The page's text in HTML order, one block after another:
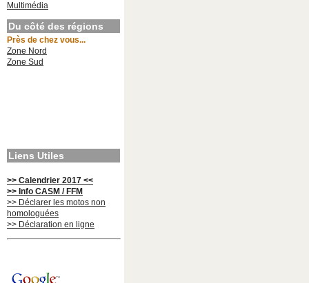
Multimédia
Du côté des régions
Près de chez vous...
Zone Nord
Zone Sud
Liens Utiles
>> Calendrier 2017 <<
>> Info CASM / FFM
>> Déclarer les motos non
homologuées
>> Déclaration en ligne